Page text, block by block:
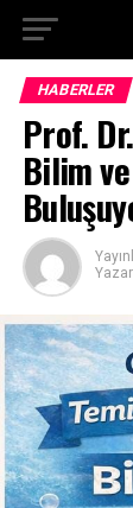
HABERLER
Prof.
Bilim
Yazar